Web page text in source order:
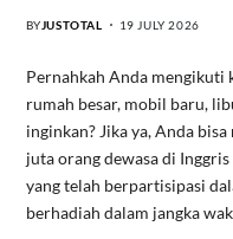
BY JUSTOTAL 19 JULY 2026
Pernahkah Anda mengikuti
rumah besar, mobil baru,
inginkan? Jika ya, Anda
juta orang dewasa di
yang telah berpartisipasi
berhadiah dalam jangka